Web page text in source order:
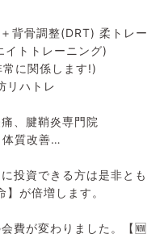
背骨調整(DRT) 柔トレー
イトトレーニング)
に関係します!)
リハトレ
、腱鞘炎専門院
体質改善…
投資できる方は是非とも
が倍増します。
費が変わりました。【🆕